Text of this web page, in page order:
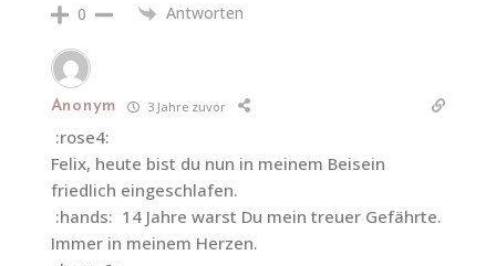
0 Antworten
Anonym 3 Jahre zuvor
:rose4:
Felix, heute bist du nun in meinem Beisein
friedlich eingeschlafen.
:hands: 14 Jahre warst Du mein treuer Gefährte.
Immer in meinem Herzen.